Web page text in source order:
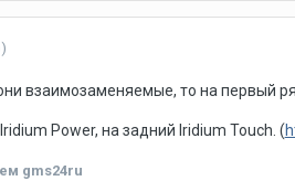
взаимозаменяемые, то на первый
Power, на задний Iridium Touch. (
gms24ru